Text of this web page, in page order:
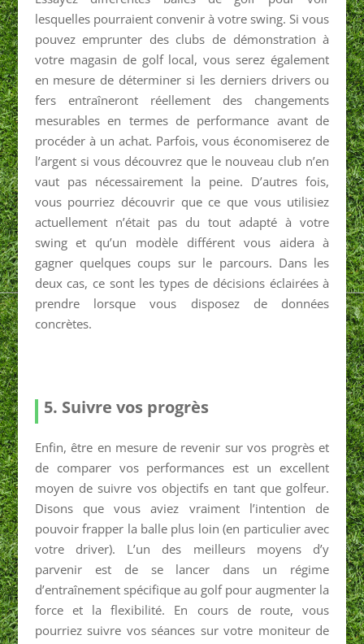
lesquelles pourraient convenir à votre swing. Si vous
pouvez emprunter des clubs de démonstration à
votre magasin de golf local, vous serez également
en mesure de déterminer si les derniers drivers ou
fers entraîneront réellement des changements
mesurables en termes de performance avant de
procéder à un achat. Parfois, vous économiserez de
l’argent si vous découvrez que le nouveau club n’en
vaut pas nécessairement la peine. D’autres fois,
vous pourriez découvrir que ce que vous utilisiez
actuellement n’était pas du tout adapté à votre
swing et qu’un modèle différent vous aidera à
gagner quelques coups sur le parcours. Dans les
deux cas, ce sont les types de décisions éclairées à
prendre lorsque vous disposez de données
concrètes.
5. Suivre vos progrès
Enfin, être en mesure de revenir sur vos progrès et
de comparer vos performances est un excellent
moyen de suivre vos objectifs en tant que golfeur.
Disons que vous aviez vraiment l’intention de
pouvoir frapper la balle plus loin (en particulier avec
votre driver). L’un des meilleurs moyens d’y
parvenir est de se lancer dans un régime
d’entraînement spécifique au golf pour augmenter la
force et la flexibilité. En cours de route, vous
pourriez suivre vos séances sur votre moniteur de